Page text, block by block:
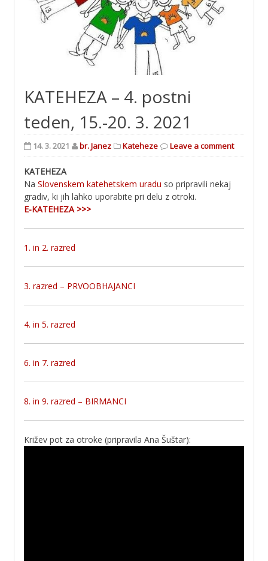
KATEHEZA – 4. postni
teden, 15.-20. 3. 2021
14. 3. 2021 br. Janez Kateheze Leave a comment
KATEHEZA
Na Slovenskem katehetskem uradu so pripravili nekaj
gradiv, ki jih lahko uporabite pri delu z otroki.
E-KATEHEZA >>>
1. in 2. razred
3. razred – PRVOOBHAJANCI
4. in 5. razred
6. in 7. razred
8. in 9. razred – BIRMANCI
Križev pot za otroke (pripravila Ana Šuštar):